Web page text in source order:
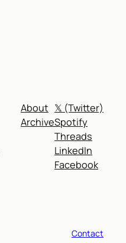
About
Archive
𝕏 (Twitter)
Spotify
Threads
LinkedIn
Facebook
Contact